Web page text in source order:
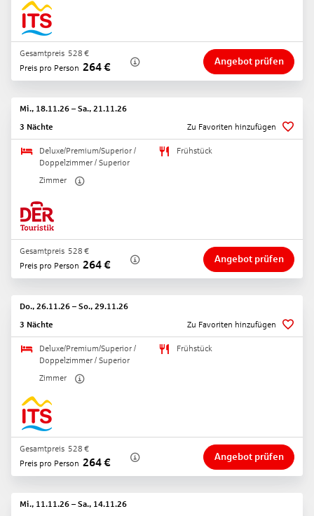
Preis pro Person 264€
Gesamtpreis 528 €
Angebot prüfen
Mi., 18.11.26 – Sa., 21.11.26
3 Nächte
Zu Favoriten hinzufügen
Deluxe/Premium/Superior /
Doppelzimmer / Superior
Zimmer
Frühstück
Preis pro Person 264€
Gesamtpreis 528 €
Angebot prüfen
Do., 26.11.26 – So., 29.11.26
3 Nächte
Zu Favoriten hinzufügen
Deluxe/Premium/Superior /
Doppelzimmer / Superior
Zimmer
Frühstück
Preis pro Person 264€
Gesamtpreis 528 €
Angebot prüfen
Mi., 11.11.26 – Sa., 14.11.26